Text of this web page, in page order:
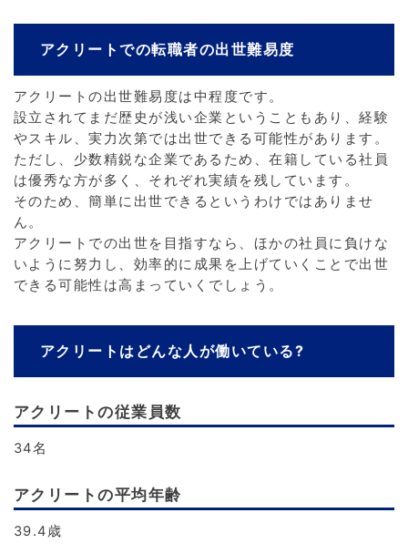
アクリートでの転職者の出世難易度
アクリートの出世難易度は中程度です。
設立されてまだ歴史が浅い企業ということもあり、経験
やスキル、実力次第では出世できる可能性があります。
ただし、少数精鋭な企業であるため、在籍している社員
は優秀な方が多く、それぞれ実績を残しています。
そのため、簡単に出世できるというわけではありませ
ん。
アクリートでの出世を目指すなら、ほかの社員に負けな
いように努力し、効率的に成果を上げていくことで出世
できる可能性は高まっていくでしょう。
アクリートはどんな人が働いている?
アクリートの従業員数
34名
アクリートの平均年齢
39.4歳